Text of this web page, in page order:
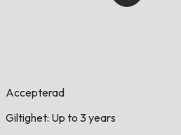
Accepterad
Giltighet: Up to 3 years